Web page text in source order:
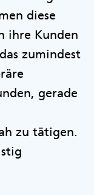
diese
ihre Kunden
zumindest
gerade
zu tätigen.